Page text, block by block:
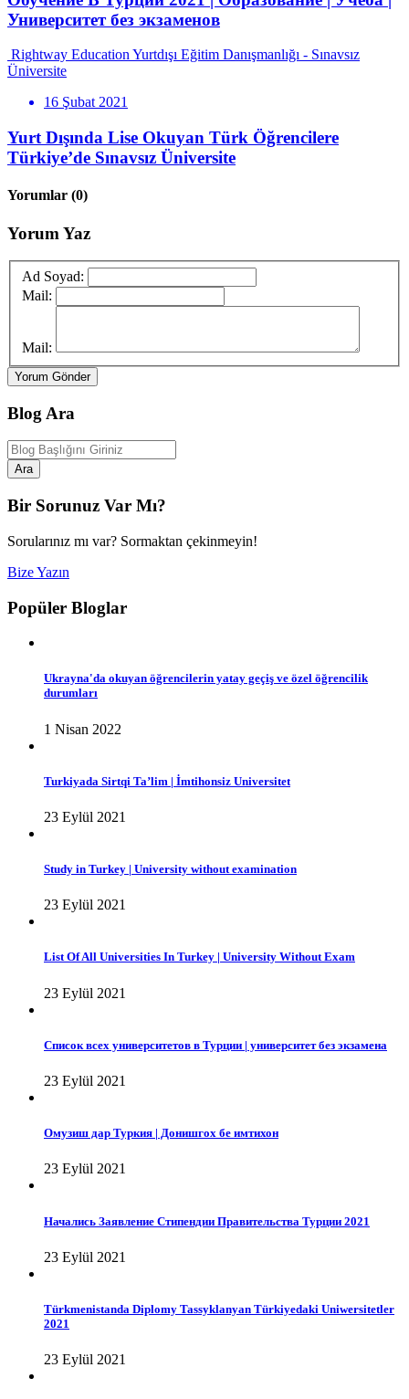
Университет без экзаменов
Rightway Education Yurtdışı Eğitim Danışmanlığı - Sınavsız
Üniversite
16 Şubat 2021
Yurt Dışında Lise Okuyan Türk Öğrencilere
Türkiye’de Sınavsız Üniversite
Yorumlar (0)
Yorum Yaz
Ad Soyad:
Mail:
Mail:
Yorum Gönder
Blog Ara
Ara
Bir Sorunuz Var Mı?
Sorularınız mı var? Sormaktan çekinmeyin!
Bize Yazın
Popüler Bloglar
Ukrayna'da okuyan öğrencilerin yatay geçiş ve özel öğrencilik
durumları
1 Nisan 2022
Turkiyada Sirtqi Ta’lim | İmtihonsiz Universitet
23 Eylül 2021
Study in Turkey | University without examination
23 Eylül 2021
List Of All Universities In Turkey | University Without Exam
23 Eylül 2021
Список всех университетов в Турции | университет без экзамена
23 Eylül 2021
Омузиш дар Туркия | Донишгох бе имтихон
23 Eylül 2021
Начались Заявление Стипендии Правительства Турции 2021
23 Eylül 2021
Türkmenistanda Diplomy Tassyklanyan Türkiyedaki Uniwersitetler
2021
23 Eylül 2021